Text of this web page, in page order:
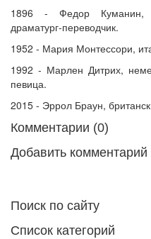
1896 - Федор Куманин,
драматург-переводчик.
1952 - Мария Монтессори,
1992 - Марлен Дитрих,
певица.
2015 - Эррол Браун,
Комментарии (0)
Добавить комментарий
Поиск по сайту
Список категорий